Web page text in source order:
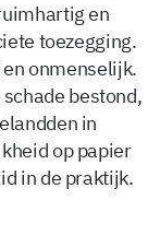
en
toezegging.
onmenselijk.
bestond,
in
op papier
in de praktijk.